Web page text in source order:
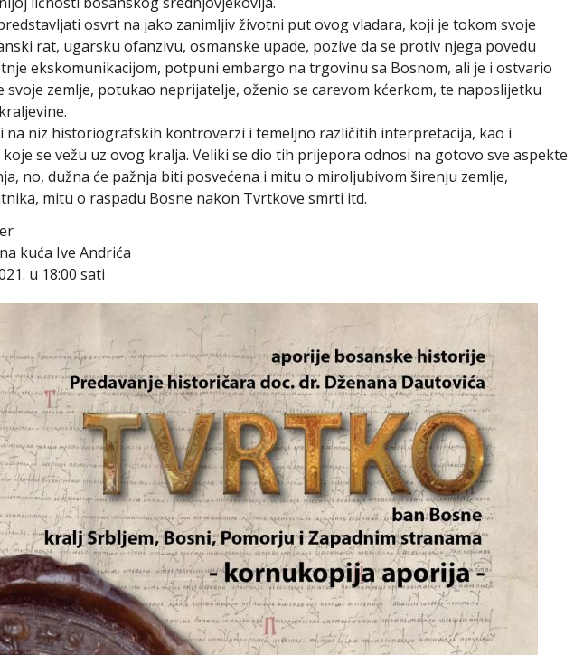
osvrt na jako zanimljiv životni put ovog vladara, koji je tokom svoje
rat, ugarsku ofanzivu, osmanske upade, pozive da se protiv njega povedu
ekskomunikacijom, potpuni embargo na trgovinu sa Bosnom, ali je i ostvario
zemlje, potukao neprijatelje, oženio se carevom kćerkom, te naposlijetku
na niz historiografskih kontroverzi i temeljno različitih interpretacija, kao i
se vežu uz ovog kralja. Veliki se dio tih prijepora odnosi na gotovo sve aspekte
no, dužna će pažnja biti posvećena i mitu o miroljubivom širenju zemlje,
mitu o raspadu Bosne nakon Tvrtkove smrti itd.
kuća Ive Andrića
u 18:00 sati